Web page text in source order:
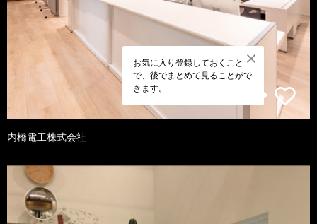
お気に入り登録しておくこと
で、後でまとめて見ることがで
きます。
内橋電工株式会社